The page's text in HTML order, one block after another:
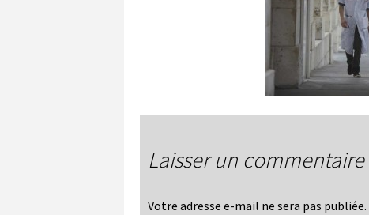
Laisser un commentaire
Votre adresse e-mail ne sera pas publiée.